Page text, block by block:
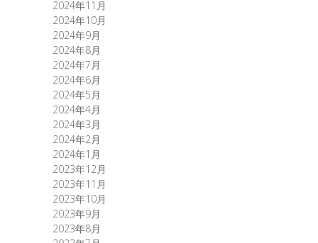
2024年11月
2024年10月
2024年9月
2024年8月
2024年7月
2024年6月
2024年5月
2024年4月
2024年3月
2024年2月
2024年1月
2023年12月
2023年11月
2023年10月
2023年9月
2023年8月